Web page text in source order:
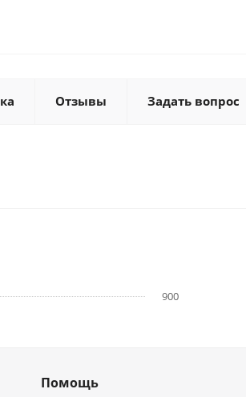
Отзывы Задать вопрос
900
Помощь